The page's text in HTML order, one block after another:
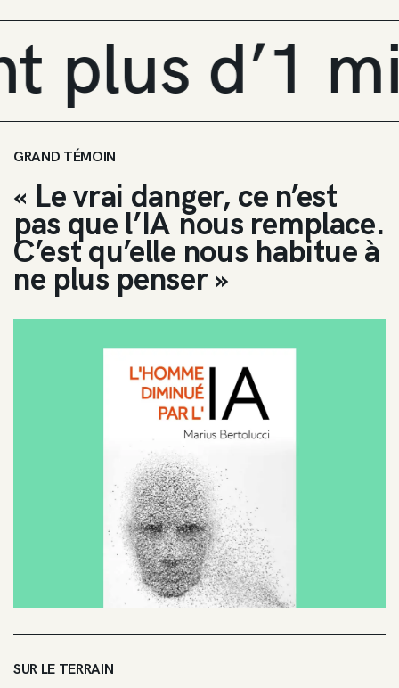
GRAND TÉMOIN
« Le vrai danger, ce n’est
pas que l’IA nous remplace.
C’est qu’elle nous habitue à
ne plus penser »
SUR LE TERRAIN